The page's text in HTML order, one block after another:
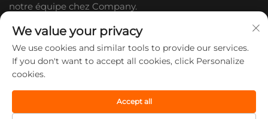
notre équipe chez Company.
Tous droits réservés. -
We value your privacy
We use cookies and similar tools to provide our services.
If you don't want to accept all cookies, click Personalize
cookies.
Accept all